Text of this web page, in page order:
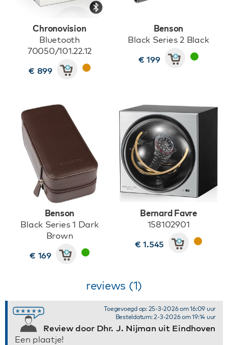
Chronovision
Bluetooth
70050/101.22.12
€ 899
Benson
Black Series 2 Black
€ 199
Benson
Black Series 1 Dark
Brown
€ 169
Bernard Favre
158102901
€ 1.545
reviews (1)
Review door Dhr. J. Nijman uit Eindhoven
Toegevoegd op: 25-3-2026 om 16:09 uur
Besteldatum: 2-3-2026 om 19:14 uur
Een plaatje!